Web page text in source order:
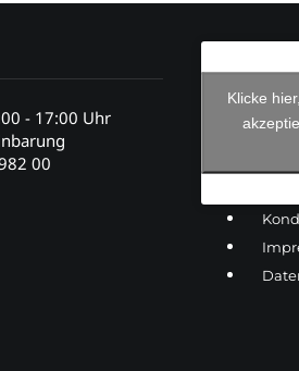
- 17:00 Uhr
00
Klicke